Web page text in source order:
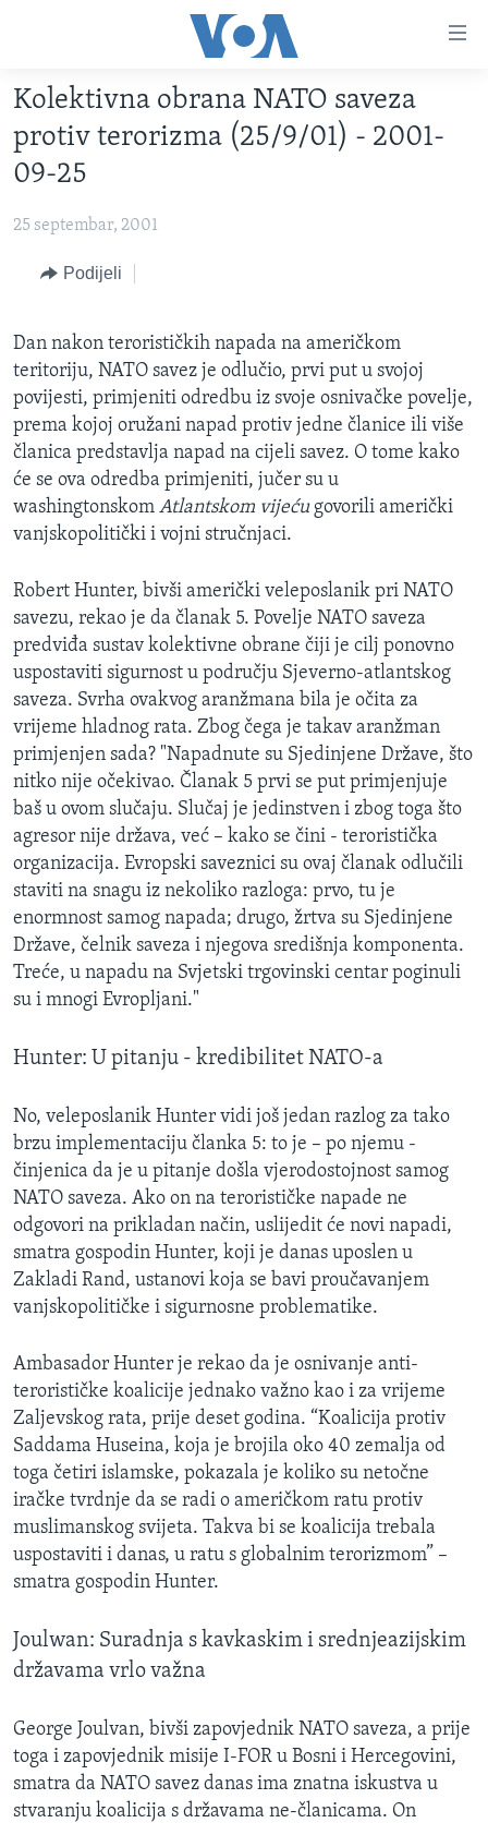
glavni
sadržaj
Pređi
na
glavnu
navigaciju
VIDEO
VIJESTI
SJEDINJENE AMERIČKE DRŽAVE
SVIJET
NAUKA I TEHNOLOGIJA
KORUPCIJA
SLOBODA MEDIJA
ŽENSKA STRANA
IZBJEGLIČKA STRANA
MAGAZIN
O GLASU AMERIKE
Learning English
PRATITE NAS
Jezici
Kolektivna obrana NATO saveza
protiv terorizma (25/9/01) - 2001-
09-25
25 septembar, 2001
Podijeli
Dan nakon terorističkih napada na američkom
teritoriju, NATO savez je odlučio, prvi put u svojoj
povijesti, primjeniti odredbu iz svoje osnivačke povelje,
prema kojoj oružani napad protiv jedne članice ili više
članica predstavlja napad na cijeli savez. O tome kako
će se ova odredba primjeniti, jučer su u
washingtonskom Atlantskom vijećugovorili američki
vanjskopolitički i vojni stručnjaci.
Robert Hunter, bivši američki veleposlanik pri NATO
savezu, rekao je da članak 5. Povelje NATO saveza
predviđa sustav kolektivne obrane čiji je cilj ponovno
uspostaviti sigurnost u području Sjeverno-atlantskog
saveza. Svrha ovakvog aranžmana bila je očita za
vrijeme hladnog rata. Zbog čega je takav aranžman
primjenjen sada? "Napadnute su Sjedinjene Države, što
nitko nije očekivao. Članak 5 prvi se put primjenjuje
baš u ovom slučaju. Slučaj je jedinstven i zbog toga što
agresor nije država, već – kako se čini - teroristička
organizacija. Evropski saveznici su ovaj članak odlučili
staviti na snagu iz nekoliko razloga: prvo, tu je
enormnost samog napada; drugo, žrtva su Sjedinjene
Države, čelnik saveza i njegova središnja komponenta.
Treće, u napadu na Svjetski trgovinski centar poginuli
su i mnogi Evropljani."
Hunter: U pitanju - kredibilitet NATO-a
No, veleposlanik Hunter vidi još jedan razlog za tako
brzu implementaciju članka 5: to je – po njemu -
činjenica da je u pitanje došla vjerodostojnost samog
NATO saveza. Ako on na terorističke napade ne
odgovori na prikladan način, uslijedit će novi napadi,
smatra gospodin Hunter, koji je danas uposlen u
Zakladi Rand, ustanovi koja se bavi proučavanjem
vanjskopolitičke i sigurnosne problematike.
Ambasador Hunter je rekao da je osnivanje anti-
terorističke koalicije jednako važno kao i za vrijeme
Zaljevskog rata, prije deset godina. “Koalicija protiv
Saddama Huseina, koja je brojila oko 40 zemalja od
toga četiri islamske, pokazala je koliko su netočne
iračke tvrdnje da se radi o američkom ratu protiv
muslimanskog svijeta. Takva bi se koalicija trebala
uspostaviti i danas, u ratu s globalnim terorizmom” –
smatra gospodin Hunter.
Joulwan: Suradnja s kavkaskim i srednjeazijskim
državama vrlo važna
George Joulvan, bivši zapovjednik NATO saveza, a prije
toga i zapovjednik misije I-FOR u Bosni i Hercegovini,
smatra da NATO savez danas ima znatna iskustva u
stvaranju koalicija s državama ne-članicama. On